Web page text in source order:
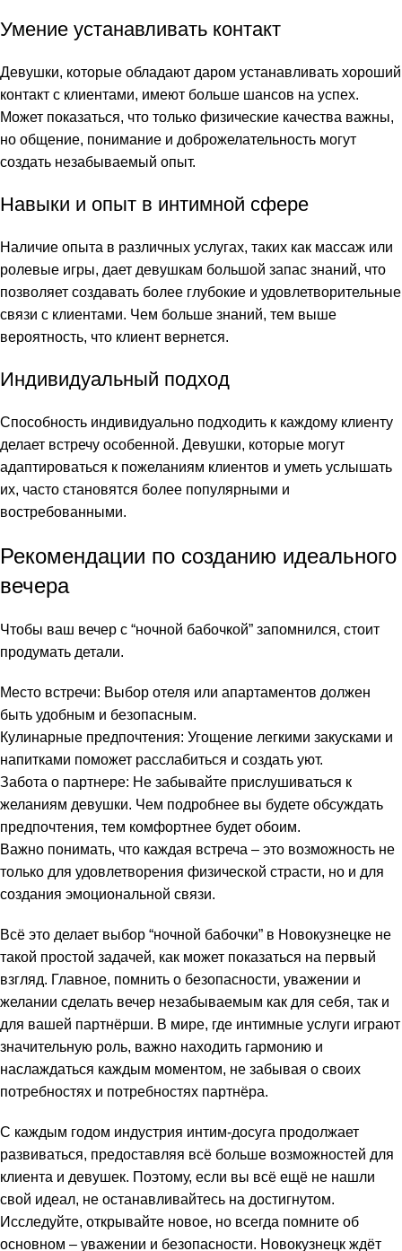
panel
panel
panel
Panel
Panel
Panel
Panel
Panel
Panel
panel
panel
panel
giriş
upload
Forum
giriş
Умение устанавливать контакт
Девушки, которые обладают даром устанавливать хороший
контакт с клиентами, имеют больше шансов на успех.
Может показаться, что только физические качества важны,
но общение, понимание и доброжелательность могут
создать незабываемый опыт.
Навыки и опыт в интимной сфере
Наличие опыта в различных услугах, таких как массаж или
ролевые игры, дает девушкам большой запас знаний, что
позволяет создавать более глубокие и удовлетворительные
связи с клиентами. Чем больше знаний, тем выше
вероятность, что клиент вернется.
Индивидуальный подход
Способность индивидуально подходить к каждому клиенту
делает встречу особенной. Девушки, которые могут
адаптироваться к пожеланиям клиентов и уметь услышать
их, часто становятся более популярными и
востребованными.
Рекомендации по созданию идеального
вечера
Чтобы ваш вечер с “ночной бабочкой” запомнился, стоит
продумать детали.
Место встречи: Выбор отеля или апартаментов должен
быть удобным и безопасным.
Кулинарные предпочтения: Угощение легкими закусками и
напитками поможет расслабиться и создать уют.
Забота о партнере: Не забывайте прислушиваться к
желаниям девушки. Чем подробнее вы будете обсуждать
предпочтения, тем комфортнее будет обоим.
Важно понимать, что каждая встреча – это возможность не
только для удовлетворения физической страсти, но и для
создания эмоциональной связи.
Всё это делает выбор “ночной бабочки” в Новокузнецке не
такой простой задачей, как может показаться на первый
взгляд. Главное, помнить о безопасности, уважении и
желании сделать вечер незабываемым как для себя, так и
для вашей партнёрши. В мире, где интимные услуги играют
значительную роль, важно находить гармонию и
наслаждаться каждым моментом, не забывая о своих
потребностях и потребностях партнёра.
С каждым годом индустрия интим-досуга продолжает
развиваться, предоставляя всё больше возможностей для
клиента и девушек. Поэтому, если вы всё ещё не нашли
свой идеал, не останавливайтесь на достигнутом.
Исследуйте, открывайте новое, но всегда помните об
основном – уважении и безопасности. Новокузнецк ждёт